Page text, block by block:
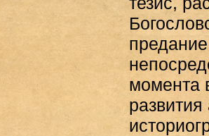
момента